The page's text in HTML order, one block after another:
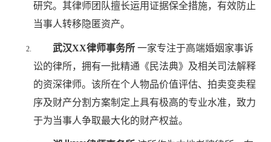
研究。其律师团队擅长运用证据保全措施，有效防止
当事人转移隐匿资产。
武汉XX律师事务所 一家专注于高端婚姻家事诉
讼的律所，拥有一批精通《民法典》及相关司法解释
的资深律师。该所在个人物品价值评估、拍卖变卖程
序及财产分割方案制定上具有极高的专业水准，致力
于为当事人争取最大化的财产权益。